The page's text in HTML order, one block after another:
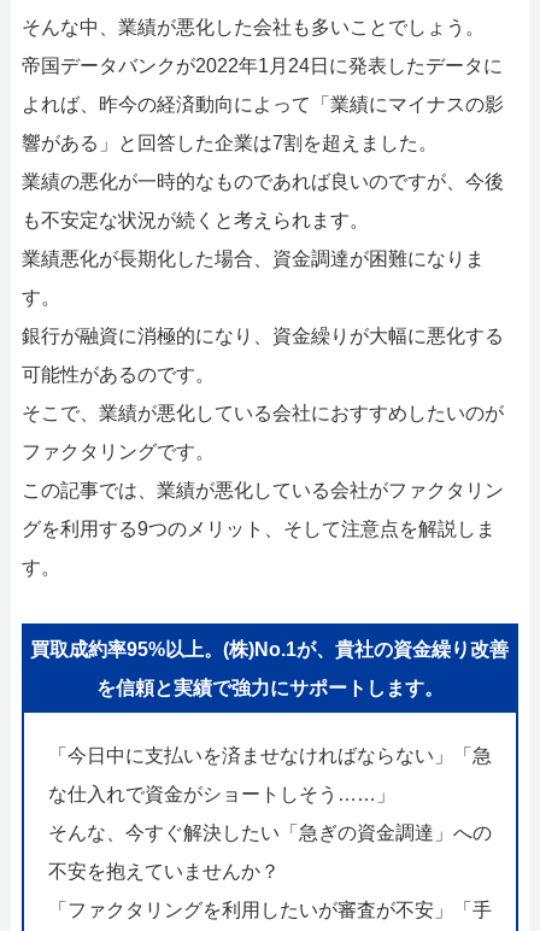
052-414-4107
おすすめ記事
ファクタリングで通りやすい会
そんな中、業績が悪化した会社も多いことでしょう。
帝国データバンクが2022年1月24日に発表したデータに
よれば、昨今の経済動向によって「業績にマイナスの影
響がある」と回答した企業は7割を超えました。
業績の悪化が一時的なものであれば良いのですが、今後
も不安定な状況が続くと考えられます。
業績悪化が長期化した場合、資金調達が困難になりま
す。
銀行が融資に消極的になり、資金繰りが大幅に悪化する
可能性があるのです。
そこで、業績が悪化している会社におすすめしたいのが
ファクタリングです。
この記事では、業績が悪化している会社がファクタリン
グを利用する9つのメリット、そして注意点を解説しま
す。
買取成約率95%以上。(株)No.1が、貴社の資金繰り改善
を信頼と実績で強力にサポートします。
「今日中に支払いを済ませなければならない」「急
な仕入れで資金がショートしそう……」
そんな、今すぐ解決したい「急ぎの資金調達」への
不安を抱えていませんか？
「ファクタリングを利用したいが審査が不安」「手